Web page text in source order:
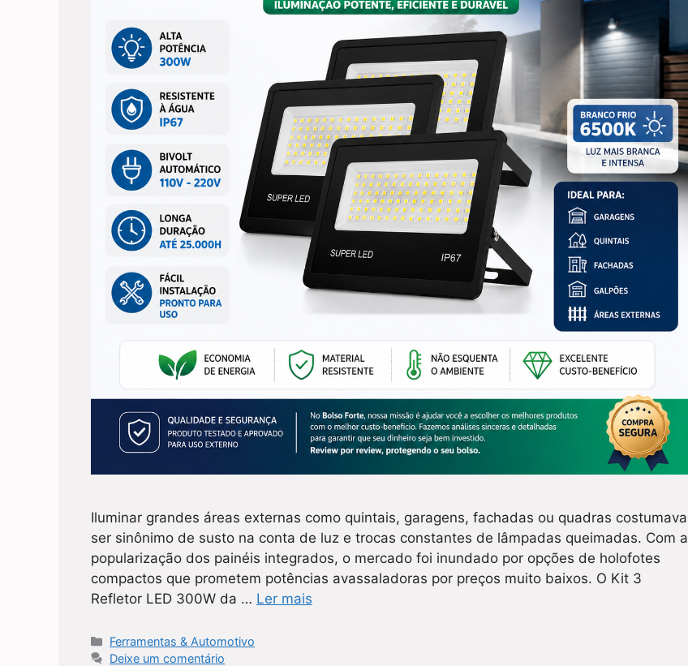
Iluminar grandes áreas externas como quintais, garagens, fachadas ou quadras costumava
ser sinônimo de susto na conta de luz e trocas constantes de lâmpadas queimadas. Com a
popularização dos painéis integrados, o mercado foi inundado por opções de holofotes
compactos que prometem potências avassaladoras por preços muito baixos. O Kit 3
Refletor LED 300W da … Ler mais
Categorias
Ferramentas & Automotivo
Deixe um comentário